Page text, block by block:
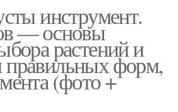
инструмент.
— основы
растений и
форм,
(фото +